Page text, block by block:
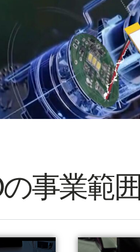
事業範囲